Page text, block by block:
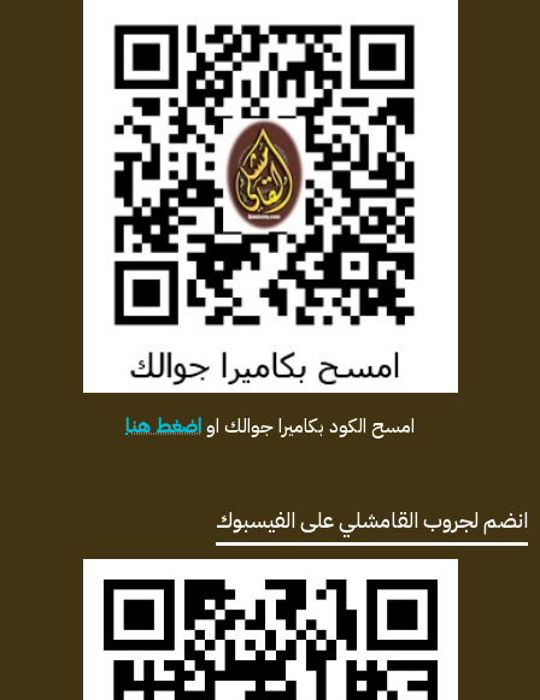
امسح الكود بكاميرا جوالك اواضغط هنا
انضم لجروب القامشلي على الفيسبوك